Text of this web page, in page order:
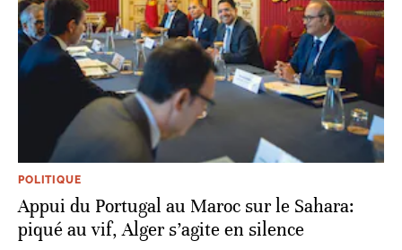
POLITIQUE
Appui du Portugal au Maroc sur le Sahara:
piqué au vif, Alger s’agite en silence